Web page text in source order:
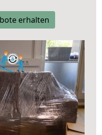
erhalten